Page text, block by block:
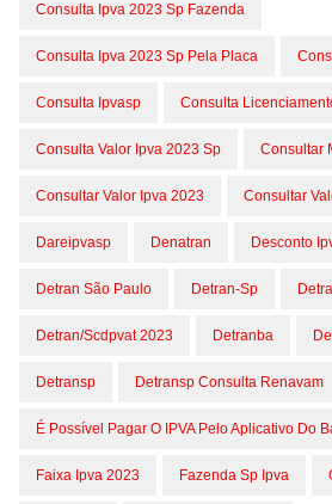
Consulta Ipva 2023 Sp Fazenda
Consulta Ipva 2023 Sp Pela Placa
Consulta Ipvasp Consulta
Consulta Valor Ipva 2023 Sp Consultar
Consultar Valor Ipva 2023 Consultar
Dareipvasp Denatran Desconto
Detran São Paulo Detran-Sp
Detran/scdpvat 2023 Detranba
Detransp Detransp Consulta Renavam
É Possível Pagar O IPVA Pelo Aplicativo Do
Faixa Ipva 2023 Fazenda Sp Ipva